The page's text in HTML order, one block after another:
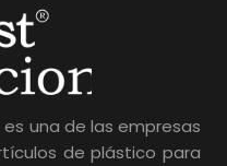
es una de las empresas
de plástico para